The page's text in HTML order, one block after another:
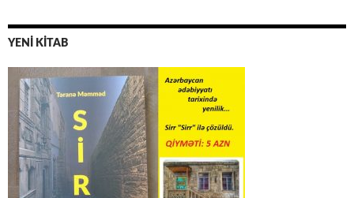
YENİ KİTAB